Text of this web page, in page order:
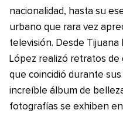
nacionalidad, hasta su
urbano que rara vez
televisión. Desde Tijuana
López realizó retratos
que coincidió durante
increíble álbum de
fotografías se exhiben